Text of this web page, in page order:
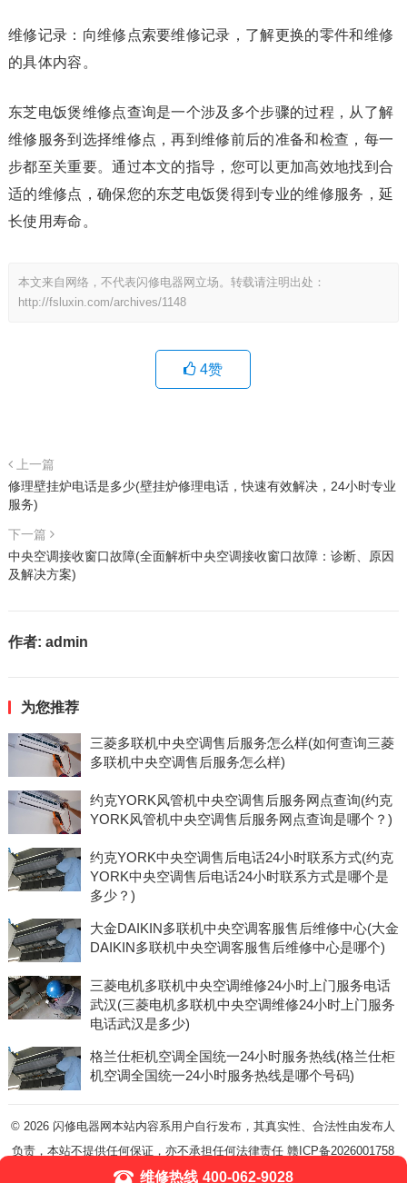
维修记录：向维修点索要维修记录，了解更换的零件和维修
的具体内容。
东芝电饭煲维修点查询是一个涉及多个步骤的过程，从了解
维修服务到选择维修点，再到维修前后的准备和检查，每一
步都至关重要。通过本文的指导，您可以更加高效地找到合
适的维修点，确保您的东芝电饭煲得到专业的维修服务，延
长使用寿命。
本文来自网络，不代表闪修电器网立场。转载请注明出处：
http://fsluxin.com/archives/1148
4赞
上一篇
修理壁挂炉电话是多少(壁挂炉修理电话，快速有效解决，24小时专业
服务)
下一篇
中央空调接收窗口故障(全面解析中央空调接收窗口故障：诊断、原因
及解决方案)
作者: admin
为您推荐
三菱多联机中央空调售后服务怎么样(如何查询三菱
多联机中央空调售后服务怎么样)
约克YORK风管机中央空调售后服务网点查询(约克
YORK风管机中央空调售后服务网点查询是哪个？)
约克YORK中央空调售后电话24小时联系方式(约克
YORK中央空调售后电话24小时联系方式是哪个是
多少？)
大金DAIKIN多联机中央空调客服售后维修中心(大金
DAIKIN多联机中央空调客服售后维修中心是哪个)
三菱电机多联机中央空调维修24小时上门服务电话
武汉(三菱电机多联机中央空调维修24小时上门服务
电话武汉是多少)
格兰仕柜机空调全国统一24小时服务热线(格兰仕柜
机空调全国统一24小时服务热线是哪个号码)
© 2026 闪修电器网本站内容系用户自行发布，其真实性、合法性由发布人
负责，本站不提供任何保证，亦不承担任何法律责任 赣ICP备2026001758
号-5
维修热线 400-062-9028